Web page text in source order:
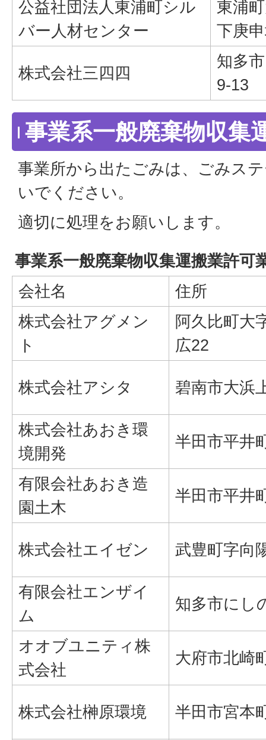
公益社団法人東浦町シル
バー人材センター
東浦
下庚
株式会社三四四
知多
9-13
事業系一般廃棄物収集
事業所から出たごみは、ごみス
いでください。
適切に処理をお願いします。
事業系一般廃棄物収集運搬業許可
会社名
住所
株式会社アグメン
ト
阿久比町大
広22
株式会社アシタ 碧南市大浜
株式会社あおき環
境開発
半田市平井
有限会社あおき造
園土木
半田市平井
株式会社エイゼン 武豊町字向
有限会社エンザイ
ム
知多市にし
オオブユニティ株
式会社
大府市北崎
株式会社榊原環境 半田市宮本